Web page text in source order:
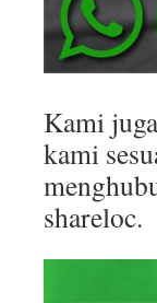
Kami
kami
shareloc.